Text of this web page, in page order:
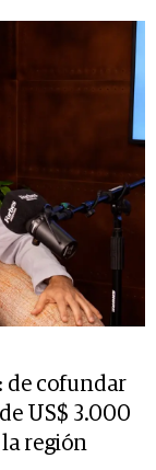
de cofundar
US$ 3.000
región